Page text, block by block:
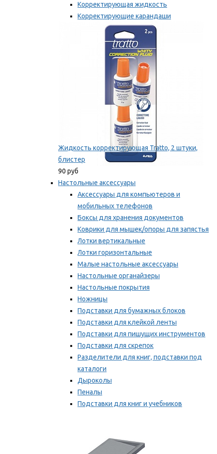
Корректирующая жидкость
Корректирующие карандаши
Корректирующие ленты
Мы рекомендуем
Жидкость корректирующая Tratto, 2 штуки,
блистер
90 руб
Настольные аксессуары
Аксессуары для компьютеров и
мобильных телефонов
Боксы для хранения документов
Коврики для мышек/опоры для запястья
Лотки вертикальные
Лотки горизонтальные
Малые настольные аксессуары
Настольные органайзеры
Настольные покрытия
Ножницы
Подставки для бумажных блоков
Подставки для клейкой ленты
Подставки для пишущих инструментов
Подставки для скрепок
Разделители для книг, подставки под
каталоги
Дыроколы
Пеналы
Подставки для книг и учебников